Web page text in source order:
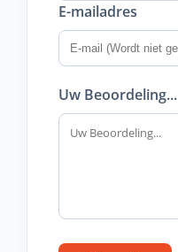
E-mailadres
Uw Beoordeling...